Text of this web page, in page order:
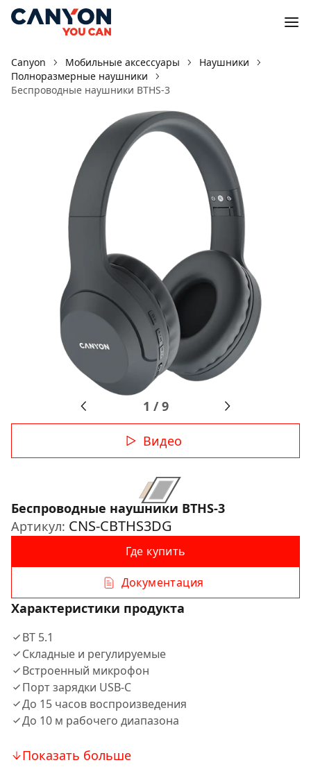
Canyon Мобильные аксессуары
Наушники
Полноразмерные наушники
Беспроводные наушники BTHS-3
1 /9
Видео
Беспроводные наушники BTHS-3
Артикул: CNS-CBTHS3DG
Где купить
Документация
Характеристики продукта
BT 5.1
Складные и регулируемые
Встроенный микрофон
Порт зарядки USB-C
До 15 часов воспроизведения
До 10 м рабочего диапазона
Показать больше